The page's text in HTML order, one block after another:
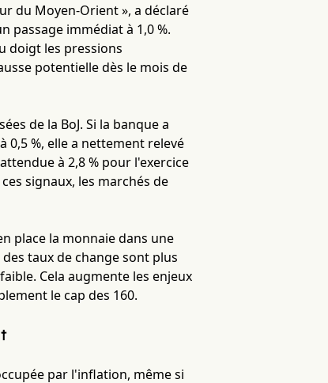
du Moyen-Orient », a déclaré
passage immédiat à 1,0 %.
doigt les pressions
potentielle dès le mois de
de la BoJ. Si la banque a
0,5 %, elle a nettement relevé
à 2,8 % pour l'exercice
signaux, les marchés de
place la monnaie dans une
taux de change sont plus
Cela augmente les enjeux
le cap des 160.
par l'inflation, même si